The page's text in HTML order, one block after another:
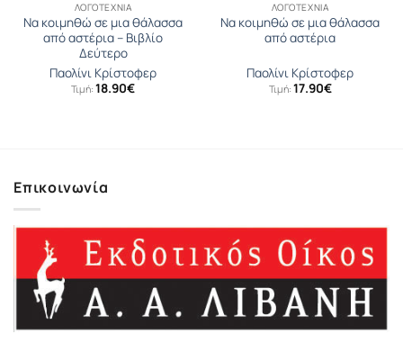
ΛΟΓΟΤΕΧΝΊΑ
Να κοιμηθώ σε μια θάλασσα
από αστέρια – Βιβλίο
Δεύτερο
Παολίνι Κρίστοφερ
Τιμή: 18.90€
ΛΟΓΟΤΕΧΝΊΑ
Να κοιμηθώ σε μια θάλασσα
από αστέρια
Παολίνι Κρίστοφερ
Τιμή: 17.90€
Επικοινωνία